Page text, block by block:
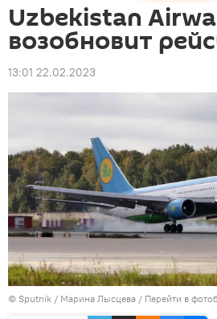
Uzbekistan
возобновит
13:01 22.02.2023
© Sputnik / Марина Лысцева / Перейти в